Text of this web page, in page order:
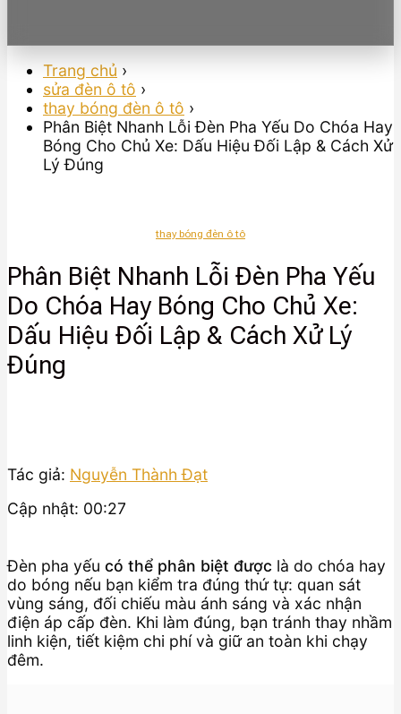
Trang chủ ›
sửa đèn ô tô ›
thay bóng đèn ô tô ›
Phân Biệt Nhanh Lỗi Đèn Pha Yếu Do Chóa Hay
Bóng Cho Chủ Xe: Dấu Hiệu Đối Lập & Cách Xử
Lý Đúng
thay bóng đèn ô tô
Phân Biệt Nhanh Lỗi Đèn Pha Yếu
Do Chóa Hay Bóng Cho Chủ Xe:
Dấu Hiệu Đối Lập & Cách Xử Lý
Đúng
Tác giả: Nguyễn Thành Đạt
Cập nhật: 00:27
Đèn pha yếu có thể phân biệt được là do chóa hay
do bóng nếu bạn kiểm tra đúng thứ tự: quan sát
vùng sáng, đối chiếu màu ánh sáng và xác nhận
điện áp cấp đèn. Khi làm đúng, bạn tránh thay nhầm
linh kiện, tiết kiệm chi phí và giữ an toàn khi chạy
đêm.